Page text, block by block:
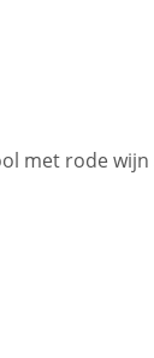
met rode wijn